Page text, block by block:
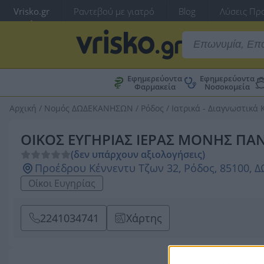
Vrisko.gr Ραντεβού με γιατρό Blog Λύσεις
Εφημερεύοντα
Φαρμακεία
Εφημερεύοντα
Νοσοκομεία
Αρχική / Νομός ΔΩΔΕΚΑΝΗΣΩΝ / Ρόδος / Ιατρικά - Διαγνωστικά
ΟΙΚΟΣ ΕΥΓΗΡΙΑΣ ΙΕΡΑΣ ΜΟΝΗΣ
(δεν υπάρχουν αξιολογήσεις)
Προέδρου Κέννεντυ Τζων 32, Ρόδος, 85100,
Οίκοι Ευγηρίας
2241034741 Χάρτης